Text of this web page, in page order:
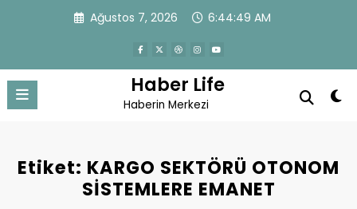
Ağustos 7, 2026 6:44:49 AM
Haber Life
Haberin Merkezi
Etiket: KARGO SEKTÖRÜ OTONOM
SİSTEMLERE EMANET